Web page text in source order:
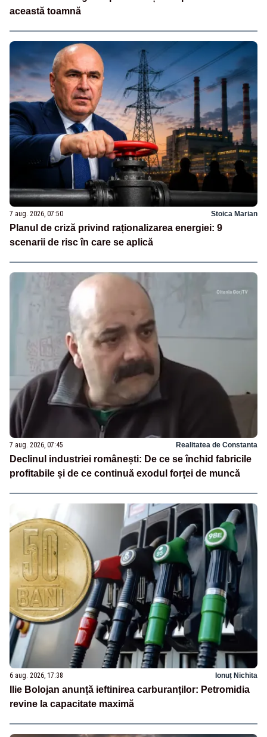
această toamnă
7 aug. 2026, 07:50 Stoica Marian
Planul de criză privind raționalizarea energiei: 9
scenarii de risc în care se aplică
7 aug. 2026, 07:45 Realitatea de Constanta
Declinul industriei românești: De ce se închid fabricile
profitabile și de ce continuă exodul forței de muncă
6 aug. 2026, 17:38 Ionuț Nichita
Ilie Bolojan anunță ieftinirea carburanților: Petromidia
revine la capacitate maximă